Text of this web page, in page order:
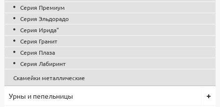
Серия Премиум
Серия Эльдорадо
Серия Ирида"
Серия Гранит
Серия Плаза
Серия Лабиринт
Скамейки металлические
Урны и пепельницы